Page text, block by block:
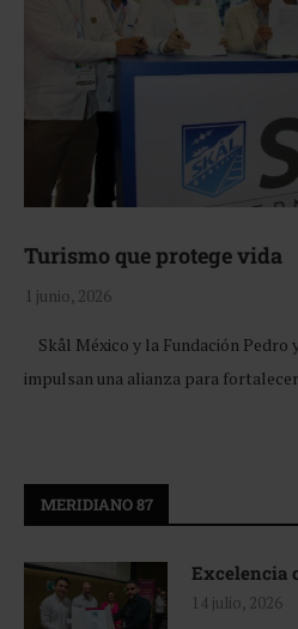
Turismo que protege vida
1 junio, 2026
Skål México y la Fundación Pedro
impulsan una alianza para
MERIDIANO 87
Excelencia
14 julio, 2026